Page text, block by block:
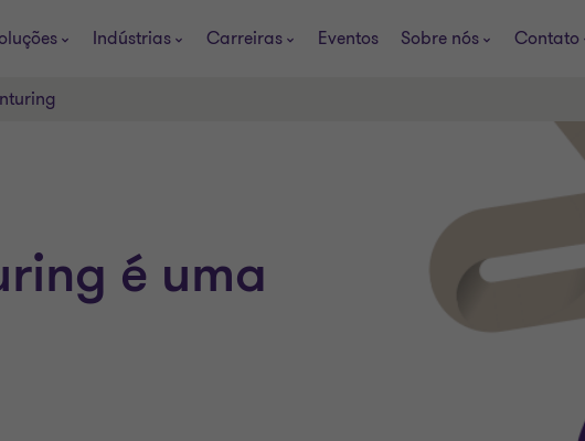
Indústrias Carreiras Eventos Sobre nós Contato
é uma